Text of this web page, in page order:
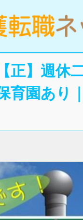
正】週休
育園あり